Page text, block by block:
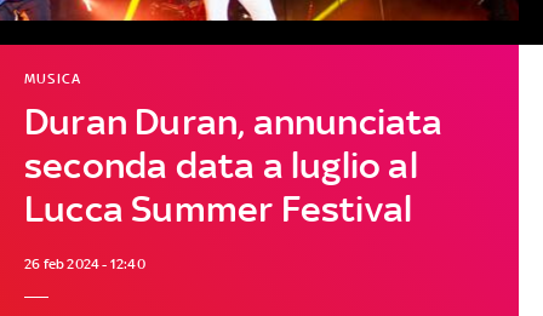
Duran Duran, annunciata
seconda data a luglio al
Lucca Summer Festival
MUSICA
26 feb 2024 - 12:40